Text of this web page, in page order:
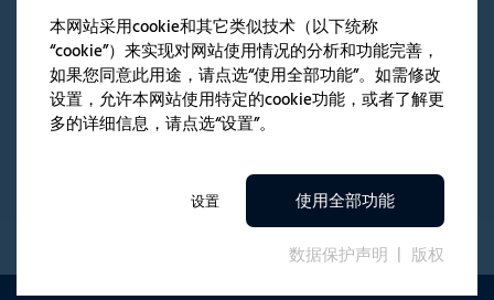
部位于美国的机电伺服系统专家，其设计制造的执行器，无论
是在深海还是外太空，都能够可靠运行。通过与 FAULHABER
的紧密合作，双方打造的解决方案兼具最大功率密度、高精度
和坚固耐用等优势，已成为众多高端应用领域的核心组成部
分。
本网站采用cookie和其它类似技术（以下统称
“cookie”）来实现对网站使用情况的分析和功能完善，
如果您同意此用途，请点选“使用全部功能”。如需修改
设置，允许本网站使用特定的cookie功能，或者了解更
多的详细信息，请点选“设置”。
设置 使用全部功能
数据保护声明 版权